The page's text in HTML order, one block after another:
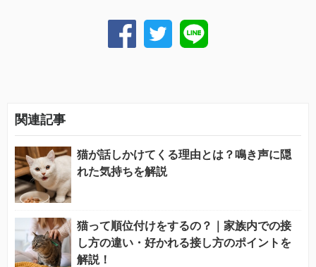
関連記事
猫が話しかけてくる理由とは？鳴き声に隠
れた気持ちを解説
猫って順位付けをするの？｜家族内での接
し方の違い・好かれる接し方のポイントを
解説！